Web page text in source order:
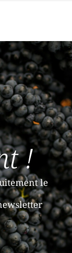
!
le